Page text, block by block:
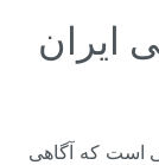
ایران
است که آگاهی